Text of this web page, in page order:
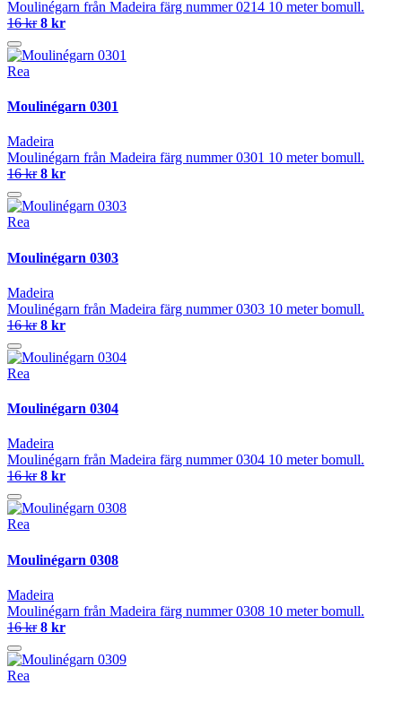
Moulinégarn från Madeira färg nummer 0214 10 meter bomull.
16 kr 8 kr
Rea
Moulinégarn 0301
Madeira
Moulinégarn från Madeira färg nummer 0301 10 meter bomull.
16 kr 8 kr
Rea
Moulinégarn 0303
Madeira
Moulinégarn från Madeira färg nummer 0303 10 meter bomull.
16 kr 8 kr
Rea
Moulinégarn 0304
Madeira
Moulinégarn från Madeira färg nummer 0304 10 meter bomull.
16 kr 8 kr
Rea
Moulinégarn 0308
Madeira
Moulinégarn från Madeira färg nummer 0308 10 meter bomull.
16 kr 8 kr
Rea